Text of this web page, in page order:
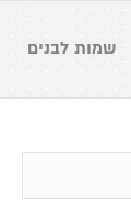
שמות לבנים